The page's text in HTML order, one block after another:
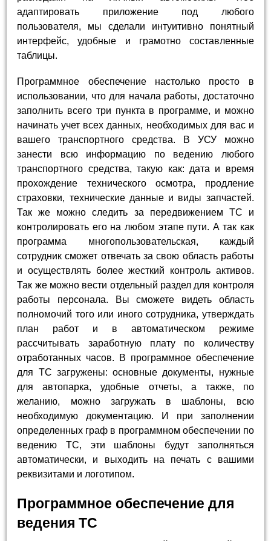
адаптировать приложение под любого
пользователя, мы сделали интуитивно понятный
интерфейс, удобные и грамотно составленные
таблицы.
Программное обеспечение настолько просто в
использовании, что для начала работы, достаточно
заполнить всего три пункта в программе, и можно
начинать учет всех данных, необходимых для вас и
вашего транспортного средства. В УСУ можно
занести всю информацию по ведению любого
транспортного средства, такую как: дата и время
прохождение технического осмотра, продление
страховки, технические данные и виды запчастей.
Так же можно следить за передвижением ТС и
контролировать его на любом этапе пути. А так как
программа многопользовательская, каждый
сотрудник сможет отвечать за свою область работы
и осуществлять более жесткий контроль активов.
Так же можно вести отдельный раздел для контроля
работы персонала. Вы сможете видеть область
полномочий того или иного сотрудника, утверждать
план работ и в автоматическом режиме
рассчитывать заработную плату по количеству
отработанных часов. В программное обеспечение
для ТС загружены: основные документы, нужные
для автопарка, удобные отчеты, а также, по
желанию, можно загружать в шаблоны, всю
необходимую документацию. И при заполнении
определенных граф в программном обеспечении по
ведению ТС, эти шаблоны будут заполняться
автоматически, и выходить на печать с вашими
реквизитами и логотипом.
Программное обеспечение для
ведения ТС